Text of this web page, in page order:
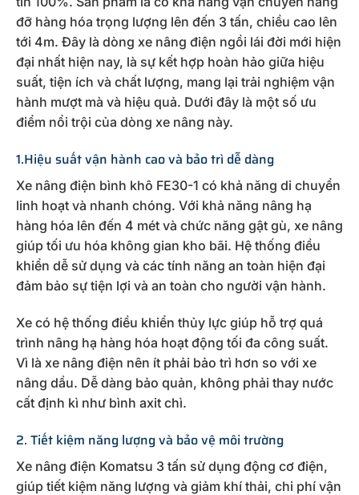
đỡ hàng hóa trọng lượng lên đến 3 tấn, chiều cao lên
tới 4m. Đây là dòng xe nâng điện ngồi lái đời mới hiện
đại nhất hiện nay, là sự kết hợp hoàn hảo giữa hiệu
suất, tiện ích và chất lượng, mang lại trải nghiệm vận
hành mượt mà và hiệu quả. Dưới đây là một số ưu
điểm nổi trội của dòng xe nâng này.
1.Hiệu suất vận hành cao và bảo trì dễ dàng
Xe nâng điện bình khô FE30-1 có khả năng di chuyển
linh hoạt và nhanh chóng. Với khả năng nâng hạ
hàng hóa lên đến 4 mét và chức năng gật gù, xe nâng
giúp tối ưu hóa không gian kho bãi. Hệ thống điều
khiển dễ sử dụng và các tính năng an toàn hiện đại
đảm bảo sự tiện lợi và an toàn cho người vận hành.
Xe có hệ thống điều khiển thủy lực giúp hỗ trợ quá
trình nâng hạ hàng hóa hoạt động tối đa công suất.
Vì là xe nâng điện nên ít phải bảo trì hơn so với xe
nâng dầu. Dễ dàng bảo quản, không phải thay nước
cất định kì như bình axit chì.
2. Tiết kiệm năng lượng và bảo vệ môi trường
Xe nâng điện Komatsu 3 tấn sử dụng động cơ điện,
giúp tiết kiệm năng lượng và giảm khí thải, chi phí vận